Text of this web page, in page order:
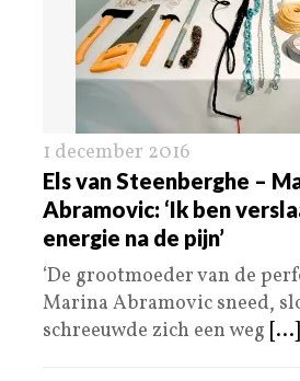
1 december 2016
Els van Steenberghe –
Abramovic: ‘Ik ben
energie na de pijn’
‘De grootmoeder van de
Marina Abramovic sneed,
schreeuwde zich een weg [...]